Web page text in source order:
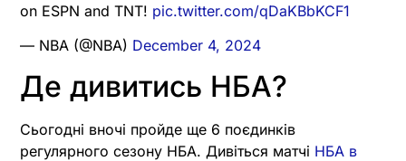
on ESPN and TNT! pic.twitter.com/qDaKBbKCF1
— NBA (@NBA) December 4, 2024
Де дивитись НБА?
Сьогодні вночі пройде ще 6 поєдинків
регулярного сезону НБА. Дивіться матчі НБА в